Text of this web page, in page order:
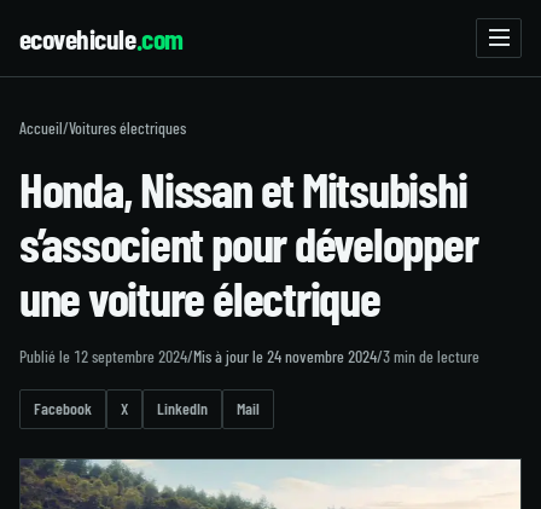
ecovehicule.com
Accueil/Voitures électriques
Honda, Nissan et Mitsubishi
s’associent pour développer
une voiture électrique
Publié le 12 septembre 2024/Mis à jour le 24 novembre 2024/3 min de lecture
Facebook X LinkedIn Mail